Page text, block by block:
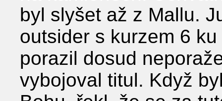
byl slyšet až z Mallu.
outsider s kurzem 6
porazil dosud
vybojoval titul. Když